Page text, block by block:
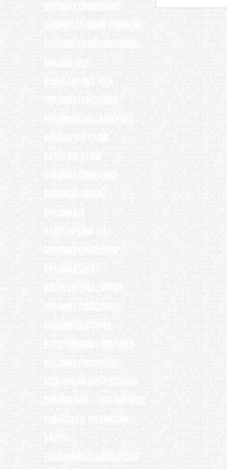
DIPLOMAS CONCEDIDOS
Cuadros de Honor y Ranking
Locators EA más buscados
DIPLOMA TPEA
BASES DIPLOMA TPEA
DIPLOMAS CONCEDIDOS
Provincias más buscadas
DIPLOMA 100 EA CW
BASES 100 EA CW
DIPLOMAS CONCEDIDOS
Cuadro de Honor
DIPLOMA CIA
BASES DIPLOMA CIA
DIPLOMAS CONCEDIDOS
DIPLOMA ESPAÑA
BASES DIPLOMA ESPAÑA
Diplomas concedidos
Diploma Locator EA
Bases Diploma Locator EA
Diplomas concedidos
Locators EA más buscados
DIPLOMA WAC
Diploma DXCC
Comarcas C. Valenciana
Bases
Tus Comarcas acreditadas